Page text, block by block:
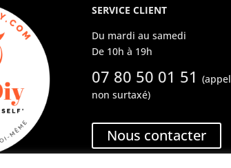
SERVICE CLIENT
Du mardi au samedi
De 10h à 19h
07 80 50 01 51 (appel
non surtaxé)
Nous contacter